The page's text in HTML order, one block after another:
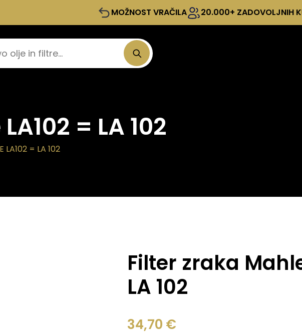
MOŽNOST VRAČILA 20.000+ ZADOVOLJNIH
= LA 102
LA102 = LA 102
Filter zraka
LA 102
34,70 €